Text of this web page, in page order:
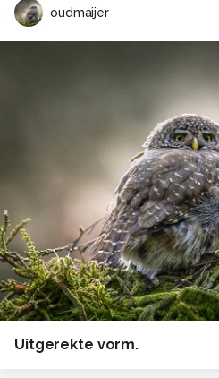
oudmaijer
Uitgerekte vorm.